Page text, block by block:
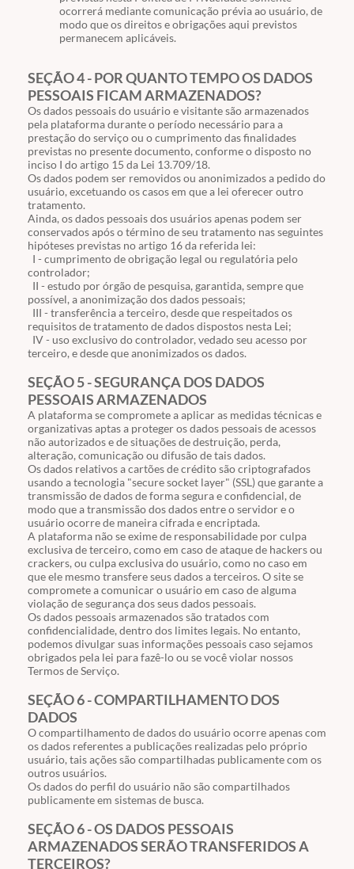
ocorrerá mediante comunicação prévia ao usuário, de
modo que os direitos e obrigações aqui previstos
permanecem aplicáveis.
SEÇÃO 4 - POR QUANTO TEMPO OS DADOS
PESSOAIS FICAM ARMAZENADOS?
Os dados pessoais do usuário e visitante são armazenados
pela plataforma durante o período necessário para a
prestação do serviço ou o cumprimento das finalidades
previstas no presente documento, conforme o disposto no
inciso I do artigo 15 da Lei 13.709/18.
Os dados podem ser removidos ou anonimizados a pedido do
usuário, excetuando os casos em que a lei oferecer outro
tratamento.
Ainda, os dados pessoais dos usuários apenas podem ser
conservados após o término de seu tratamento nas seguintes
hipóteses previstas no artigo 16 da referida lei:
I - cumprimento de obrigação legal ou regulatória pelo
controlador;
II - estudo por órgão de pesquisa, garantida, sempre que
possível, a anonimização dos dados pessoais;
III - transferência a terceiro, desde que respeitados os
requisitos de tratamento de dados dispostos nesta Lei;
IV - uso exclusivo do controlador, vedado seu acesso por
terceiro, e desde que anonimizados os dados.
SEÇÃO 5 - SEGURANÇA DOS DADOS
PESSOAIS ARMAZENADOS
A plataforma se compromete a aplicar as medidas técnicas e
organizativas aptas a proteger os dados pessoais de acessos
não autorizados e de situações de destruição, perda,
alteração, comunicação ou difusão de tais dados.
Os dados relativos a cartões de crédito são criptografados
usando a tecnologia "secure socket layer" (SSL) que garante a
transmissão de dados de forma segura e confidencial, de
modo que a transmissão dos dados entre o servidor e o
usuário ocorre de maneira cifrada e encriptada.
A plataforma não se exime de responsabilidade por culpa
exclusiva de terceiro, como em caso de ataque de hackers ou
crackers, ou culpa exclusiva do usuário, como no caso em
que ele mesmo transfere seus dados a terceiros. O site se
compromete a comunicar o usuário em caso de alguma
violação de segurança dos seus dados pessoais.
Os dados pessoais armazenados são tratados com
confidencialidade, dentro dos limites legais. No entanto,
podemos divulgar suas informações pessoais caso sejamos
obrigados pela lei para fazê-lo ou se você violar nossos
Termos de Serviço.
SEÇÃO 6 - COMPARTILHAMENTO DOS
DADOS
O compartilhamento de dados do usuário ocorre apenas com
os dados referentes a publicações realizadas pelo próprio
usuário, tais ações são compartilhadas publicamente com os
outros usuários.
Os dados do perfil do usuário não são compartilhados
publicamente em sistemas de busca.
SEÇÃO 6 - OS DADOS PESSOAIS
ARMAZENADOS SERÃO TRANSFERIDOS A
TERCEIROS?